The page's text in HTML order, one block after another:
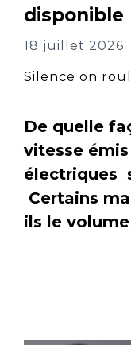
disponible
18 juillet 2026
Silence on
De quelle
vitesse
électriques
Certains
ils le